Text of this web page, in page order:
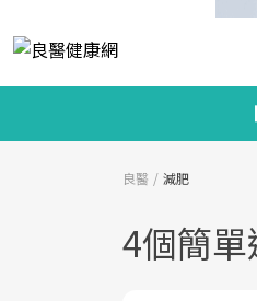
良醫 減肥
4個簡單